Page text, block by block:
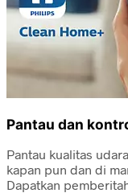
Pantau dan
Pantau kualitas
kapan pun dan di
Dapatkan